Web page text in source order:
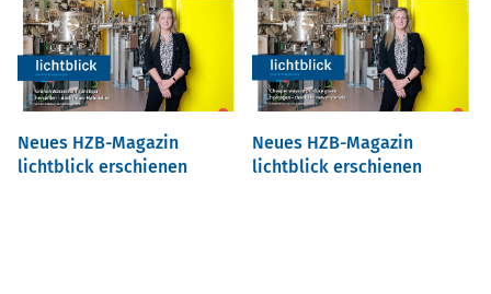
Neues HZB-Magazin
lichtblick erschienen
Neues HZB-Magazin
lichtblick erschienen